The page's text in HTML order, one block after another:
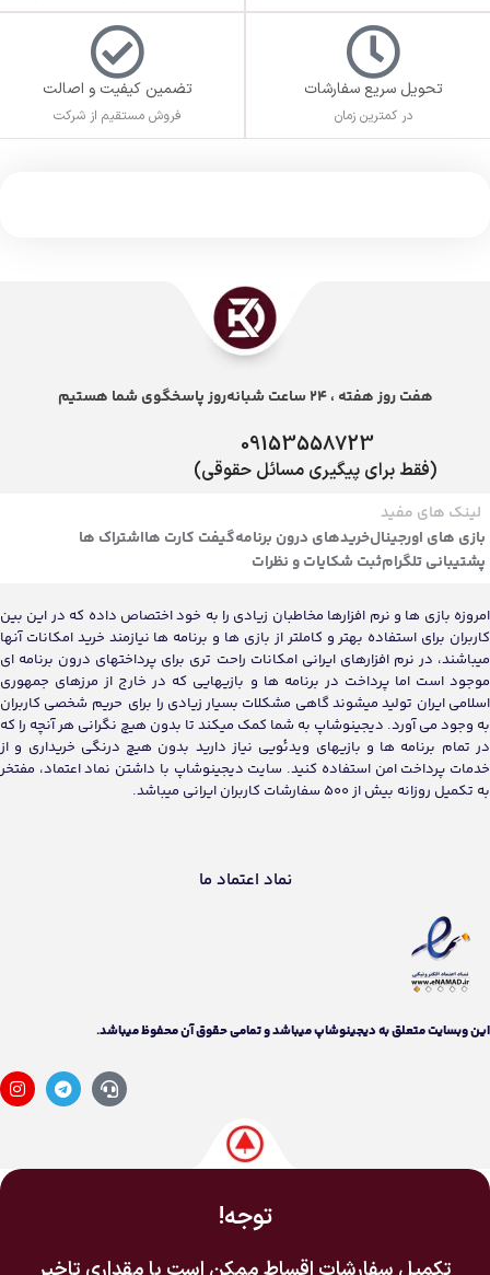
تحویل سریع سفارشات
در کمترین زمان
تضمین کیفیت و اصالت
فروش مستقیم از شرکت
هفت روز هفته ، 24 ساعت شبانه‌روز پاسخگوی شما هستیم
09153558723
(فقط برای پیگیری مسائل حقوقی)
لینک های مفید
بازی های اورجینالخریدهای درون برنامهگیفت کارت هااشتراک ها
پشتیبانی تلگرامثبت شکایات و نظرات
امروزه بازی ها و نرم افزارها مخاطبان زیادی را به خود اختصاص داده که در این بین
کاربران برای استفاده بهتر و کاملتر از بازی ها و برنامه ها نیازمند خرید امکانات آنها
میباشند، در نرم افزارهای ایرانی امکانات راحت تری برای پرداختهای درون برنامه ای
موجود است اما پرداخت در برنامه ها و بازیهایی که در خارج از مرزهای جمهوری
اسلامی ایران تولید میشوند گاهی مشکلات بسیار زیادی را برای حریم شخصی کاربران
به وجود می آورد. دیجینوشاپ به شما کمک میکند تا بدون هیچ نگرانی هر آنچه را که
در تمام برنامه ها و بازیهای ویدئویی نیاز دارید بدون هیچ درنگی خریداری و از
خدمات پرداخت امن استفاده کنید. سایت دیجینوشاپ با داشتن نماد اعتماد، مفتخر
به تکمیل روزانه بیش از 500 سفارشات کاربران ایرانی میباشد.
نماد اعتماد ما
اين وبسايت متعلق به دیجینوشاپ ميباشد و تمامی حقوق آن محفوظ ميباشد.
توجه!